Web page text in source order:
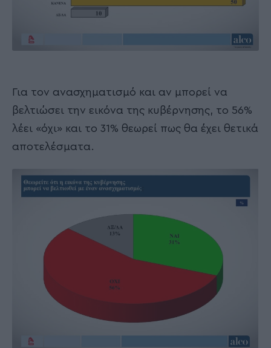
Για τον ανασχηματισμό και αν μπορεί να
βελτιώσει την εικόνα της κυβέρνησης, το 56%
λέει «όχι» και το 31% θεωρεί πως θα έχει θετικά
αποτελέσματα.